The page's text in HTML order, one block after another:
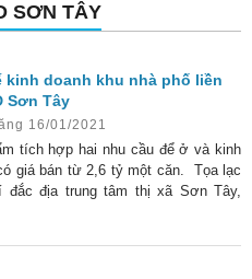
SƠN TÂY
kinh doanh khu nhà phố liền
Sơn Tây
16/01/2021
tích hợp hai nhu cầu để ở và kinh
giá bán từ 2,6 tỷ một căn. Tọa lạc
đắc địa trung tâm thị xã Sơn Tây,